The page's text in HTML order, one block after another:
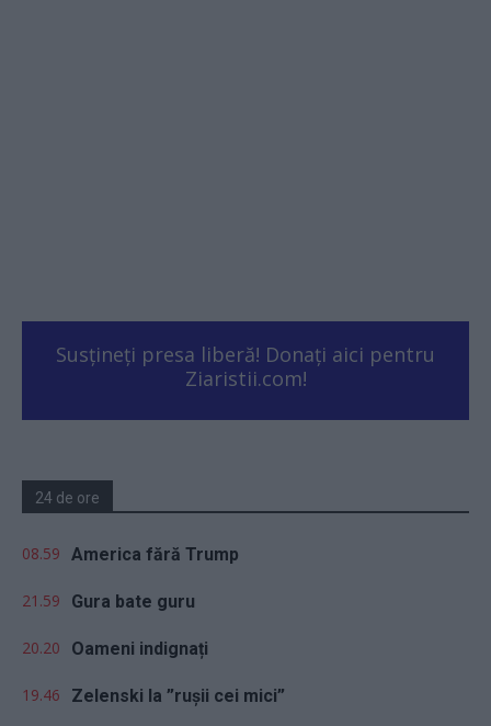
Susțineți presa liberă! Donați aici pentru
Ziaristii.com!
24 de ore
08.59 America fără Trump
21.59 Gura bate guru
20.20 Oameni indignați
19.46 Zelenski la ”rușii cei mici”